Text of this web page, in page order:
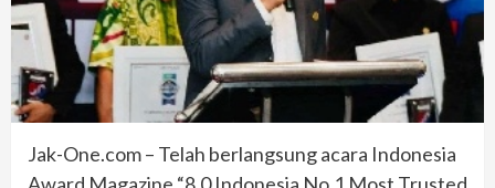
Jak-One.com – Telah berlangsung acara Indonesia